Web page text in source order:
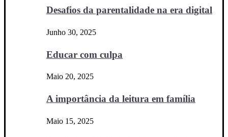
Desafios da parentalidade na era digital
Junho 30, 2025
Educar com culpa
Maio 20, 2025
A importância da leitura em família
Maio 15, 2025